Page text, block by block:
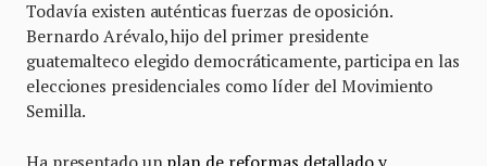
Todavía existen auténticas fuerzas de oposición.
Bernardo Arévalo, hijo del primer presidente
guatemalteco elegido democráticamente, participa en las
elecciones presidenciales como líder del Movimiento
Semilla.
Ha presentado un plan de reformas detallado y